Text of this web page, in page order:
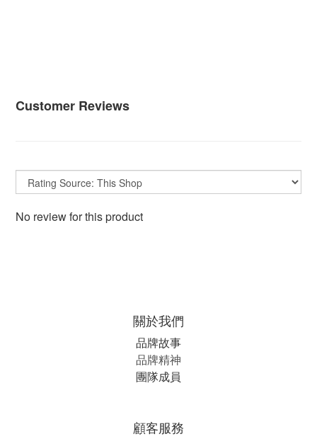
Customer Reviews
No review for this product
關於我們
品牌故事
品牌精神
團隊成員
顧客服務